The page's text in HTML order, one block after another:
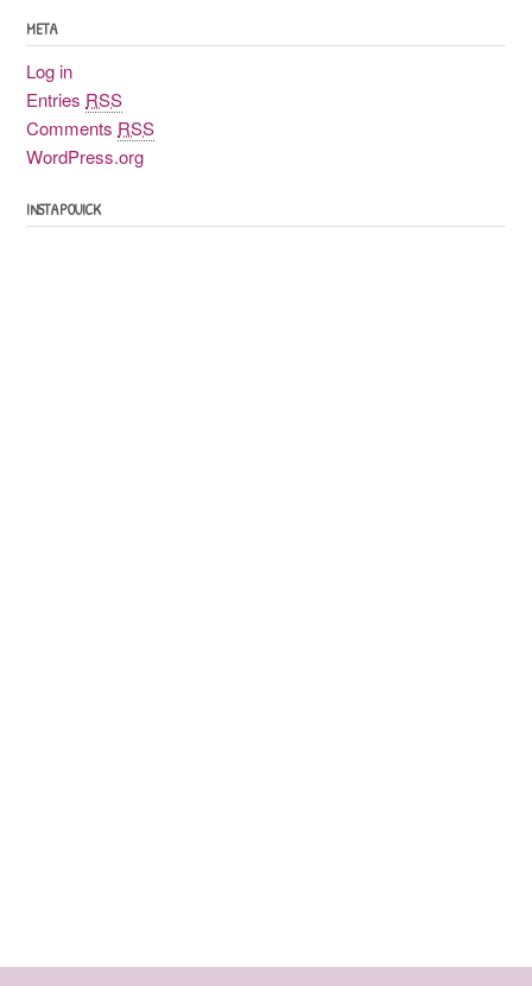
META
Log in
Entries RSS
Comments RSS
WordPress.org
INSTAPOUICK